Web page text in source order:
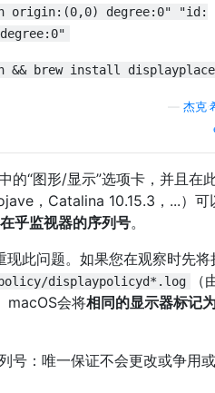
origin:(0,0) degree:0" "id:
&& brew install
杰克·
的“图形/显示”选项卡，并且在
，Catalina 10.15.3，...）可
乎监视器的序列号。
此问题。如果您在观察时先将
displaypolicyd*.log
（
macOS会将相同的显示器标记
号：唯一保证不会更改或争用